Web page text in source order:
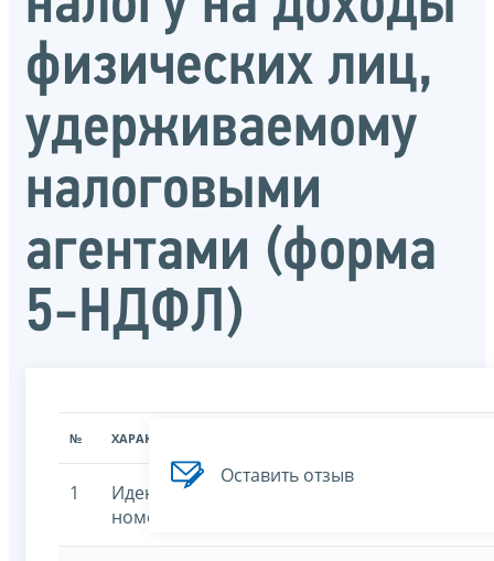
физических лиц,
удерживаемому
налоговыми
агентами (форма
5-НДФЛ)
№ ХАРАКТЕРИСТИКА
1
Идентификационный
номер
Оставить отзыв